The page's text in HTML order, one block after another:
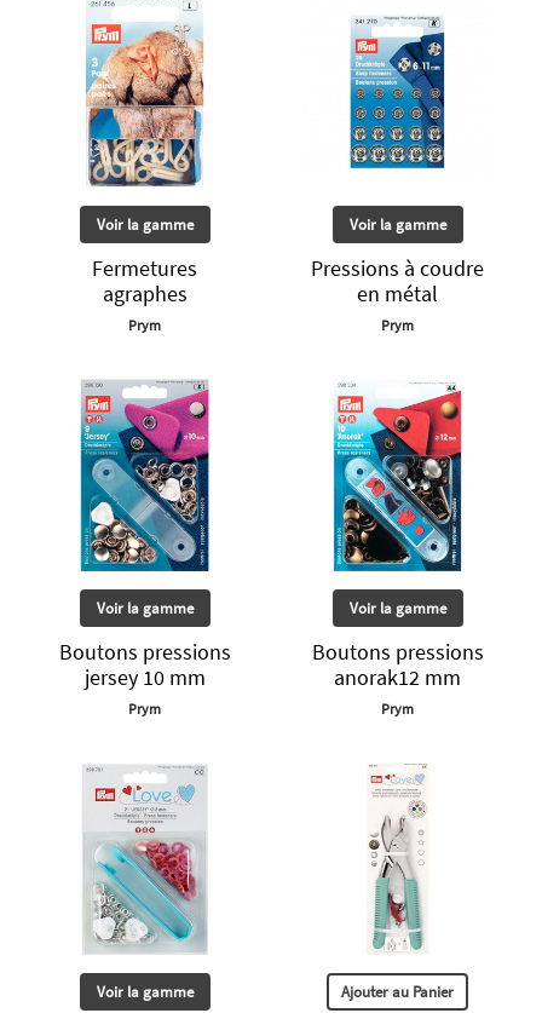
Voir la gamme
Fermetures
agraphes
Prym
Voir la gamme
Pressions à coudre
en métal
Prym
Voir la gamme
Boutons pressions
jersey 10 mm
Prym
Voir la gamme
Boutons pressions
anorak12 mm
Prym
Voir la gamme Ajouter au Panier